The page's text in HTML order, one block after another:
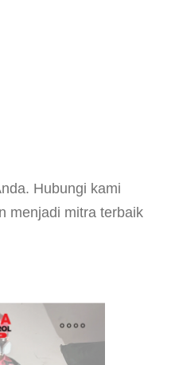
Hubungi kami
menjadi mitra terbaik